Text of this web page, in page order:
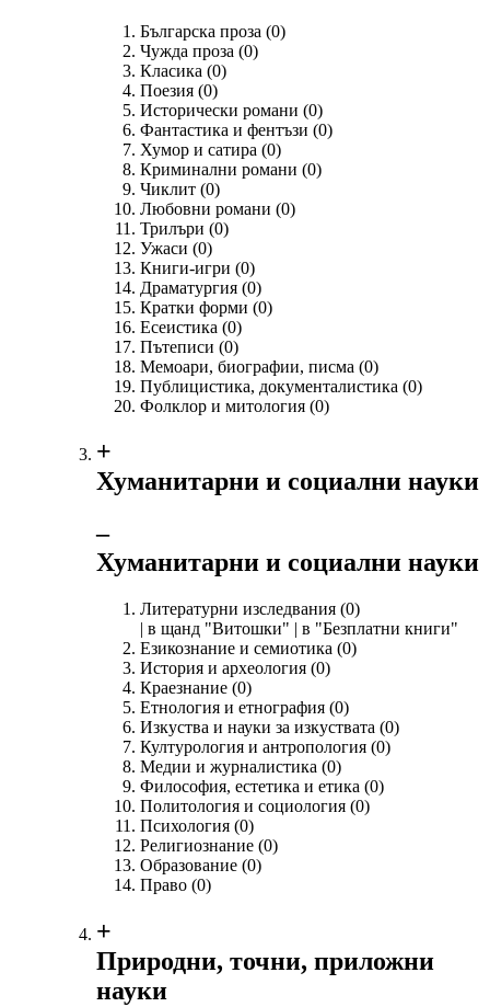
Българска проза (0)
Чужда проза (0)
Класика (0)
Поезия (0)
Исторически романи (0)
Фантастика и фентъзи (0)
Хумор и сатира (0)
Криминални романи (0)
Чиклит (0)
Любовни романи (0)
Трилъри (0)
Ужаси (0)
Книги-игри (0)
Драматургия (0)
Кратки форми (0)
Есеистика (0)
Пътеписи (0)
Мемоари, биографии, писма (0)
Публицистика, документалистика (0)
Фолклор и митология (0)
+
Хуманитарни и социални науки
‒
Хуманитарни и социални науки
Литературни изследвания (0)
| в щанд "Витошки" | в "Безплатни книги"
Езикознание и семиотика (0)
История и археология (0)
Краезнание (0)
Етнология и етнография (0)
Изкуства и науки за изкуствата (0)
Културология и антропология (0)
Медии и журналистика (0)
Философия, естетика и етика (0)
Политология и социология (0)
Психология (0)
Религиознание (0)
Образование (0)
Право (0)
+
Природни, точни, приложни
науки